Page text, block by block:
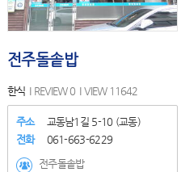
전주돌솥밥
한식 REVIEW 0 VIEW 11642
주소
교동남1길 5-10 (교동)
전화
061-663-6229
전주돌솥밥